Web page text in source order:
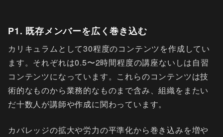
P1. 既存メンバーを広く巻き込む
カリキュラムとして30程度のコンテンツを作成してい
ます。それぞれは0.5〜2時間程度の講座ないしは自習
コンテンツになっています。これらのコンテンツは技
術的なものから業務的なものまで含み、組織をまたい
だ十数人が講師や作成に関わっています。
カバレッジの拡大や労力の平準化から巻き込みを増や